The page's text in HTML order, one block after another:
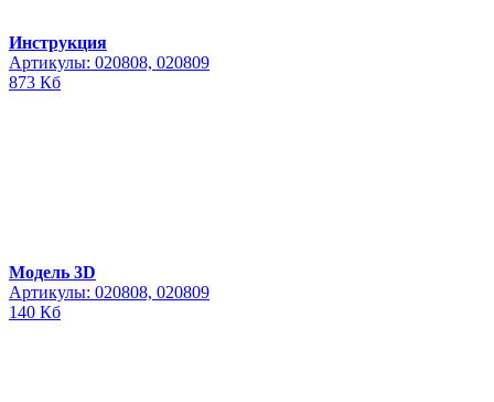
Инструкция
Артикулы: 020808, 020809
873 Кб
Модель 3D
Артикулы: 020808, 020809
140 Кб